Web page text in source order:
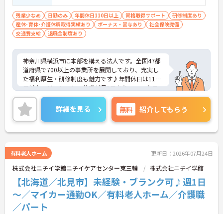
残業少なめ 日勤のみ 年間休日110日以上 資格取得サポート
研修制度あり
産休･育休･介護休暇取得実績あり
ボーナス・賞与あり
社会保険完備
交通費支給
退職金制度あり
神奈川県横浜市に本部を構える法人です。全国47都
道府県で700以上の事業所を展開しており、充実し
た福利厚生・研修制度も魅力です♪年間休日は110
日以上、リフレッシュ休暇が月1日あり、ワークラ
イフバランスを重視される方にもおすすめです。ご
興味のある方には、面接対策ポイントなど、さらに
詳細をお話しいたしますのでお気軽にご相談くださ
い！
詳細を見る 無料 紹介してもらう
有料老人ホーム 更新日：2026年07月24日
株式会社ニチイ学館ニチイケアセンター東三輪 株式会社ニチイ学館
【北海道／北見市】未経験・ブランク可♪週1日
～／マイカー通勤OK／有料老人ホーム／介護職
／パート